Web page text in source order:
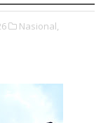
Nasional,